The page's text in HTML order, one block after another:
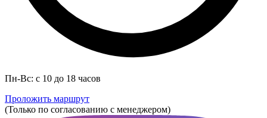
Пн-Вс: с 10 до 18 часов
Проложить маршрут
(Только по согласованию с менеджером)